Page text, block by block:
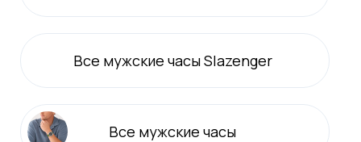
Все мужские часы Slazenger
Все мужские часы